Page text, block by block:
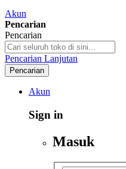
Akun
Pencarian
Pencarian
Pencarian Lanjutan
Pencarian
Akun
Sign in
Masuk